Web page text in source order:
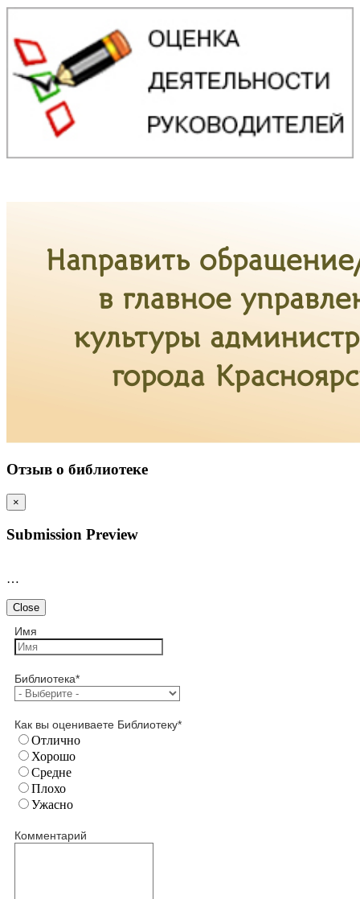
Отзыв о библиотеке
×
Submission Preview
…
Close
Имя
Библиотека*
Как вы оцениваете Библиотеку*
Отлично
Хорошо
Средне
Плохо
Ужасно
Комментарий